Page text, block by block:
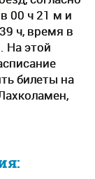
00 ч 21 м и
ч, время в
На этой
билеты на